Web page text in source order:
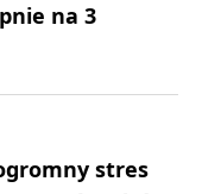
na 3
stres